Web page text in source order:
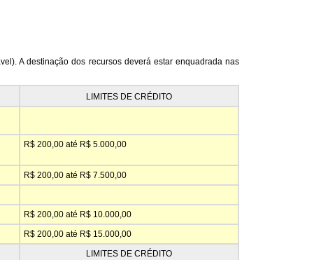
A destinação dos recursos deverá estar enquadrada nas
LIMITES DE CRÉDITO
R$ 200,00 até R$ 5.000,00
R$ 200,00 até R$ 7.500,00
R$ 200,00 até R$ 10.000,00
R$ 200,00 até R$ 15.000,00
LIMITES DE CRÉDITO